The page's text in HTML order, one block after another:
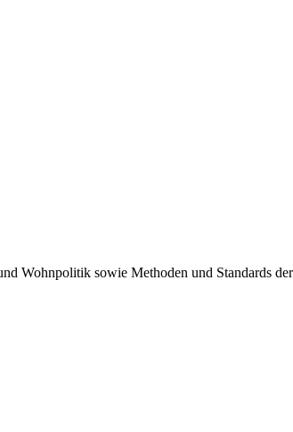
Wohnpolitik sowie Methoden und Standards